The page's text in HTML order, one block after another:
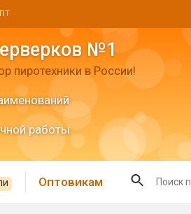
№1
пиротехники в России!
работы
Оптовикам